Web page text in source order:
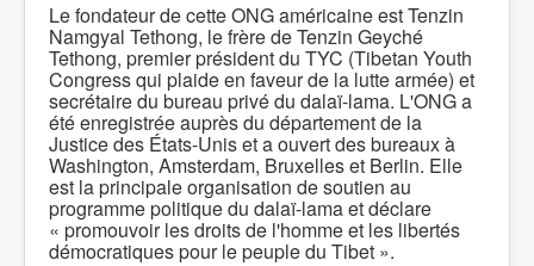
Le fondateur de cette ONG américaine est Tenzin
Namgyal Tethong, le frère de Tenzin Geyché
Tethong, premier président du TYC (Tibetan Youth
Congress qui plaide en faveur de la lutte armée) et
secrétaire du bureau privé du dalaï-lama. L'ONG a
été enregistrée auprès du département de la
Justice des États-Unis et a ouvert des bureaux à
Washington, Amsterdam, Bruxelles et Berlin. Elle
est la principale organisation de soutien au
programme politique du dalaï-lama et déclare
« promouvoir les droits de l'homme et les libertés
démocratiques pour le peuple du Tibet ».